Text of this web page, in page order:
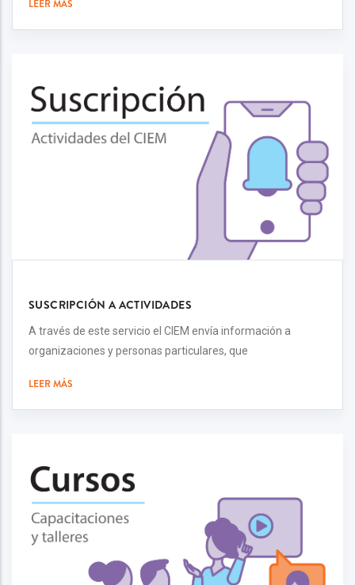
LEER MÁS
SUSCRIPCIÓN A ACTIVIDADES
A través de este servicio el CIEM envía información a
organizaciones y personas particulares, que
LEER MÁS